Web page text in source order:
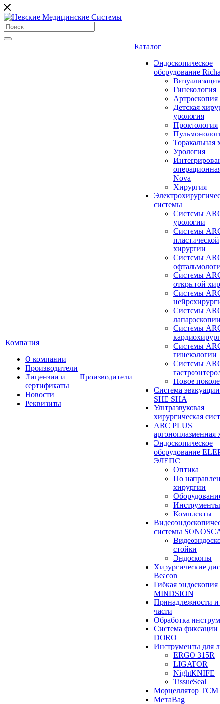
Компания
О компании
Производители
Лицензии и
сертификаты
Новости
Реквизиты
Производители
Каталог
Эндоскопическое
оборудование
Визуализация
Гинекология
Артроскопия
Детская
урология
Проктология
Торакальная
Урология
Nova
Хирургия
системы
Системы
урологии
Системы
пластической
хирургии
Системы
Системы
открытой
Системы
Системы
лапароскопии
Системы
Системы
гинекологии
Системы
Новое
Система
SHE SHA
Ультразвуковая
хирургическая
ARC PLUS,
аргоноплазменная
Эндоскопическое
оборудование
ЭЛЕПС
Оптика
По
хирургии
Инструменты
Комплекты
системы
стойки
Эндоскопы
Хирургические
Beacon
Гибкая эндоскопия
MINDSION
Принадлежности и
части
Обработка
Система фиксации
DORO
Инструменты для
ERGO 315R
LIGATOR
NightKNIFE
TissueSeal
Морцеллятор ТСМ
MetraBag